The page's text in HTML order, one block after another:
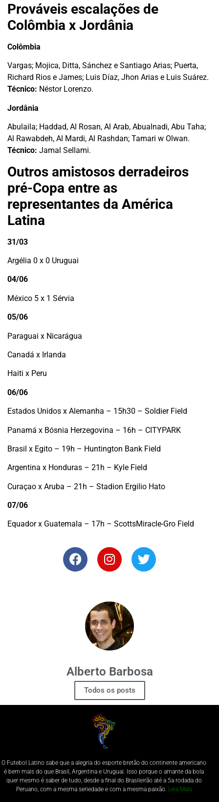
Prováveis escalações de
Colômbia x Jordânia
Colômbia
Vargas; Mojica, Ditta, Sánchez e Santiago Arias; Puerta,
Richard Rios e James; Luis Díaz, Jhon Arias e Luis Suárez.
Técnico: Néstor Lorenzo.
Jordânia
Abulaila; Haddad, Al Rosan, Al Arab, Abualnadi, Abu Taha;
Al Rawabdeh, Al Mardi, Al Rashdan; Tamari w Olwan.
Técnico: Jamal Sellami.
Outros amistosos derradeiros
pré-Copa entre as
representantes da América
Latina
31/03
Argélia 0 x 0 Uruguai
04/06
México 5 x 1 Sérvia
05/06
Paraguai x Nicarágua
Canadá x Irlanda
Haiti x Peru
06/06
Estados Unidos x Alemanha – 15h30 – Soldier Field
Panamá x Bósnia Herzegovina – 16h – CITYPARK
Brasil x Egito – 19h – Huntington Bank Field
Argentina x Honduras – 21h – Kyle Field
Curaçao x Aruba – 21h – Stadion Ergilio Hato
07/06
Equador x Guatemala – 17h – ScottsMiracle-Gro Field
Alberto Barbosa
Todos os posts
O Futebol Latino sabe que a alegria do esporte bretão do continente americano
é bem mais do que Brasil, Argentina e Uruguai. Isso porque o amante da bola
quer mesmo é saber de tudo, desde a final do Brasileirão até a 5a rodada do
Peruano, com a mesma seriedade e com a mesma paixão. Leia Mais